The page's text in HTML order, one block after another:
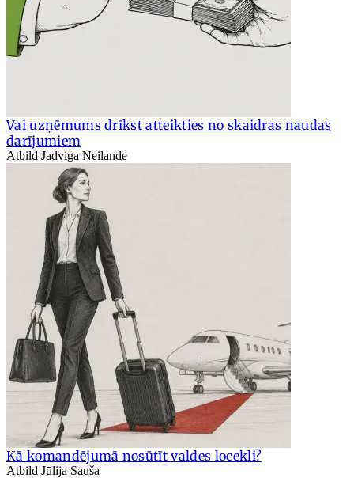
Vai uzņēmums drīkst atteikties no skaidras naudas
darījumiem
Atbild Jadviga Neilande
Kā komandējumā nosūtīt valdes locekli?
Atbild Jūlija Sauša